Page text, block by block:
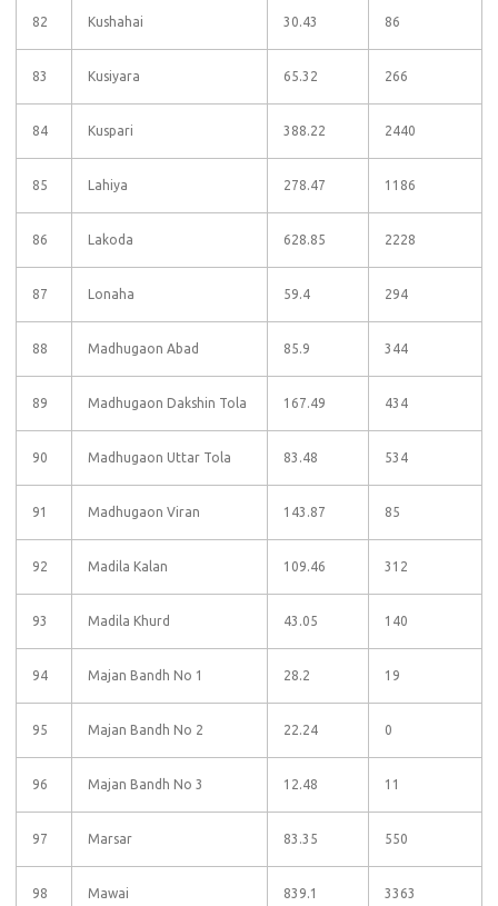
82 Kushahai 30.43 86
83 Kusiyara 65.32 266
84 Kuspari 388.22 2440
85 Lahiya 278.47 1186
86 Lakoda 628.85 2228
87 Lonaha 59.4 294
88 Madhugaon Abad 85.9 344
89 Madhugaon Dakshin Tola 167.49 434
90 Madhugaon Uttar Tola 83.48 534
91 Madhugaon Viran 143.87 85
92 Madila Kalan 109.46 312
93 Madila Khurd 43.05 140
94 Majan Bandh No 1 28.2 19
95 Majan Bandh No 2 22.24 0
96 Majan Bandh No 3 12.48 11
97 Marsar 83.35 550
98 Mawai 839.1 3363